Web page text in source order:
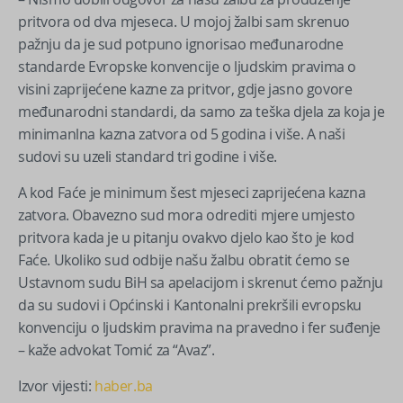
pritvora od dva mjeseca. U mojoj žalbi sam skrenuo
pažnju da je sud potpuno ignorisao međunarodne
standarde Evropske konvencije o ljudskim pravima o
visini zaprijećene kazne za pritvor, gdje jasno govore
međunarodni standardi, da samo za teška djela za koja je
minimanlna kazna zatvora od 5 godina i više. A naši
sudovi su uzeli standard tri godine i više.
A kod Faće je minimum šest mjeseci zaprijećena kazna
zatvora. Obavezno sud mora odrediti mjere umjesto
pritvora kada je u pitanju ovakvo djelo kao što je kod
Faće. Ukoliko sud odbije našu žalbu obratit ćemo se
Ustavnom sudu BiH sa apelacijom i skrenut ćemo pažnju
da su sudovi i Općinski i Kantonalni prekršili evropsku
konvenciju o ljudskim pravima na pravedno i fer suđenje
– kaže advokat Tomić za “Avaz”.
Izvor vijesti: haber.ba